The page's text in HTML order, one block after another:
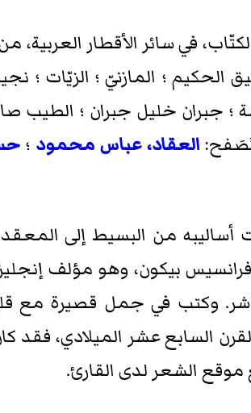
في سائر الأقطار
؛ المازنيّ ؛ الزيّات ؛
جبران خليل جبران ؛ الطيب
العقاد، عباس محمود ؛
أساليبه من البسيط إلى
بيكون، وهو مؤلف
وكتب في جمل قصيرة مع
السابع عشر الميلادي، فقد
موقع الشعر لدى القارئ.